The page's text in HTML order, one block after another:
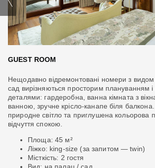
GUEST ROOM
Нещодавно відремонтовані номери з
сад вирізняються просторим плануванням
деталями: гардеробна, ванна кімната з
ванною, зручне крісло-канапе біля
природне світло та приглушена кольорова
відчуття спокою.
Площа: 45 м²
Ліжко: king-size (за запитом — twin)
Місткість: 2 гостя
Вид: на палац / сад